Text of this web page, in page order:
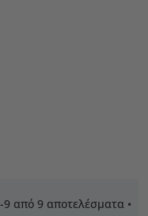
9 από 9 αποτελέσματα •